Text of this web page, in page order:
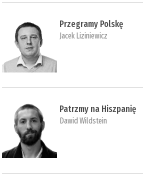
Przegramy Polskę
Jacek Liziniewicz
Patrzmy na Hiszpanię
Dawid Wildstein